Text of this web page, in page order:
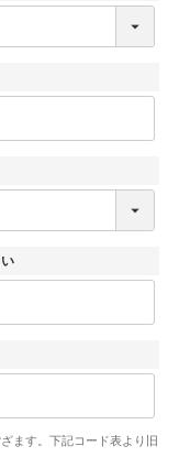
ます。下記コード表より旧